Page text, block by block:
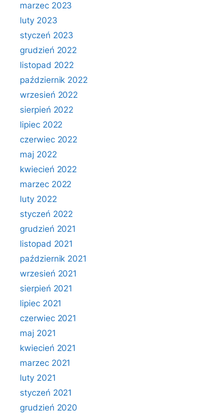
marzec 2023
luty 2023
styczeń 2023
grudzień 2022
listopad 2022
październik 2022
wrzesień 2022
sierpień 2022
lipiec 2022
czerwiec 2022
maj 2022
kwiecień 2022
marzec 2022
luty 2022
styczeń 2022
grudzień 2021
listopad 2021
październik 2021
wrzesień 2021
sierpień 2021
lipiec 2021
czerwiec 2021
maj 2021
kwiecień 2021
marzec 2021
luty 2021
styczeń 2021
grudzień 2020